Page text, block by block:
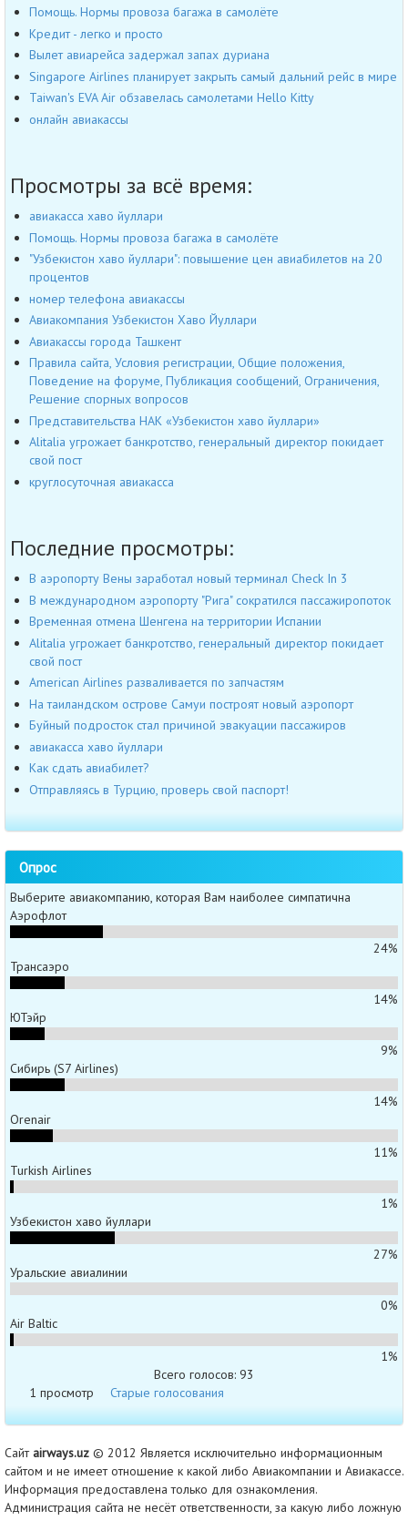
Помощь. Нормы провоза багажа в самолёте
Кредит - легко и просто
Вылет авиарейса задержал запах дуриана
Singapore Airlines планирует закрыть самый дальний рейс в мире
Taiwan's EVA Air обзавелась самолетами Hello Kitty
онлайн авиакассы
Просмотры за всё время:
авиакасса хаво йуллари
Помощь. Нормы провоза багажа в самолёте
"Узбекистон хаво йуллари": повышение цен авиабилетов на 20
процентов
номер телефона авиакассы
Авиакомпания Узбекистон Хаво Йуллари
Авиакассы города Ташкент
Правила сайта, Условия регистрации, Общие положения,
Поведение на форуме, Публикация сообщений, Ограничения,
Решение спорных вопросов
Представительства НАК «Узбекистон хаво йуллари»
Alitalia угрожает банкротство, генеральный директор покидает
свой пост
круглосуточная авиакасса
Последние просмотры:
В аэропорту Вены заработал новый терминал Check In 3
В международном аэропорту "Рига" сократился пассажиропоток
Временная отмена Шенгена на территории Испании
Alitalia угрожает банкротство, генеральный директор покидает
свой пост
American Airlines разваливается по запчастям
На таиландском острове Самуи построят новый аэропорт
Буйный подросток стал причиной эвакуации пассажиров
авиакасса хаво йуллари
Как сдать авиабилет?
Отправляясь в Турцию, проверь свой паспорт!
Опрос
Выберите авиакомпанию, которая Вам наиболее симпатична
Аэрофлот
24%
Трансаэро
14%
ЮТэйр
9%
Сибирь (S7 Airlines)
14%
Orenair
11%
Turkish Airlines
1%
Узбекистон хаво йуллари
27%
Уральские авиалинии
0%
Air Baltic
1%
Всего голосов: 93
1 просмотр
Старые голосования
Сайтairways.uz © 2012 Является исключительно информационным
сайтом и не имеет отношение к какой либо Авиакомпании и Авиакассе.
Информация предоставлена только для ознакомления.
Администрация сайта не несёт ответственности, за какую либо ложную